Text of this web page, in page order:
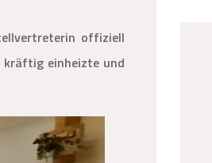
offiziell
einheizte und